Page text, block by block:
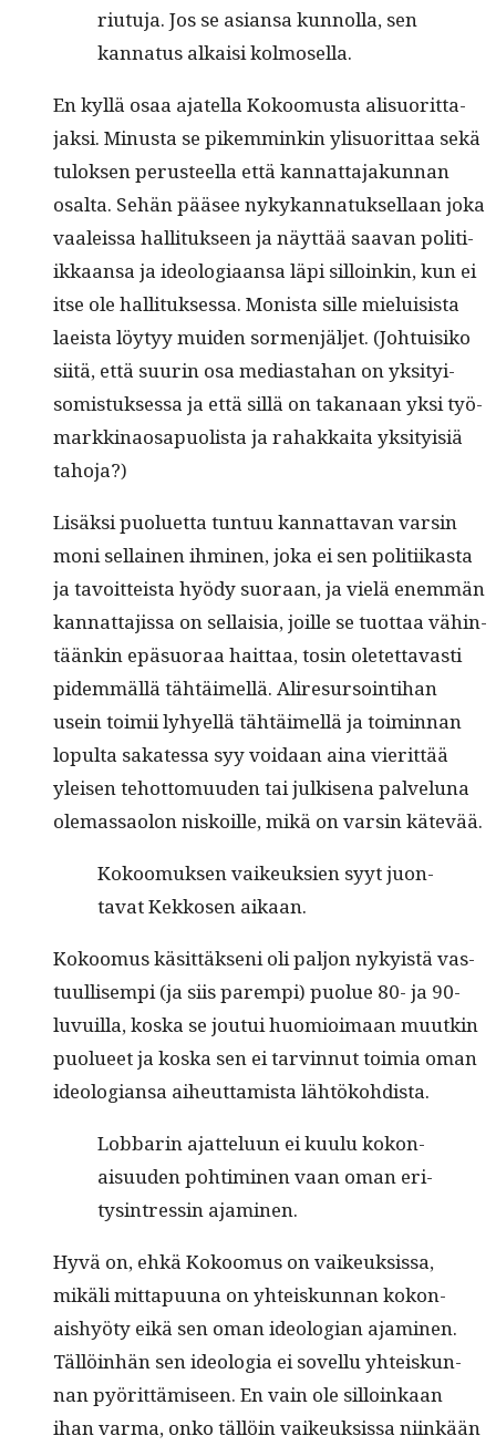
ri­u­tu­ja. Jos se asiansa kun­nol­la, sen
kan­na­tus alka­isi kolmosella.
En kyl­lä osaa ajatel­la Kokoomus­ta alisuorit­ta­
jak­si. Minus­ta se pikem­minkin ylisuorit­taa sekä
tulok­sen perus­teel­la että kan­nat­ta­jakun­nan
osalta. Sehän pääsee nykykan­natuk­sel­laan joka
vaaleis­sa hal­li­tuk­seen ja näyt­tää saa­van poli­ti­
ikkaansa ja ide­olo­giaansa läpi sil­loinkin, kun ei
itse ole hal­li­tuk­ses­sa. Monista sille mielui­sista
laeista löy­tyy muiden sor­men­jäl­jet. (Joh­tu­isiko
siitä, että suurin osa medi­as­ta­han on yksi­ty­i­
somis­tuk­ses­sa ja että sil­lä on takanaan yksi työ­
markki­naos­a­puolista ja rahakkai­ta yksi­ty­isiä
tahoja?)
Lisäk­si puoluet­ta tun­tuu kan­nat­ta­van varsin
moni sel­l­ainen ihmi­nen, joka ei sen poli­ti­ikas­ta
ja tavoit­teista hyödy suo­raan, ja vielä enem­män
kan­nat­ta­jis­sa on sel­l­aisia, joille se tuot­taa vähin­
täänkin epä­suo­raa hait­taa, tosin oletet­tavasti
pidem­mäl­lä tähtäimel­lä. Aliresur­soin­ti­han
usein toimii lyhyel­lä tähtäimel­lä ja toimin­nan
lop­ul­ta sakates­sa syy voidaan aina vierit­tää
yleisen tehot­to­muu­den tai julkise­na palvelu­na
ole­mas­saolon niskoille, mikä on varsin kätevää.
Kokoomuk­sen vaikeuk­sien syyt juon­
ta­vat Kekkosen aikaan.
Kokoomus käsit­täk­seni oli paljon nyky­istä vas­
tu­ullisem­pi (ja siis parem­pi) puolue 80- ja 90-
luvuil­la, kos­ka se jou­tui huomioimaan muutkin
puolueet ja kos­ka sen ei tarvin­nut toimia oman
ide­olo­giansa aiheut­tamista lähtökohdista.
Lob­barin ajat­telu­un ei kuu­lu kokon­
aisu­u­den pohtimi­nen vaan oman eri­
tys­in­tressin ajaminen.
Hyvä on, ehkä Kokoomus on vaikeuk­sis­sa,
mikäli mit­ta­pu­u­na on yhteiskun­nan kokon­
aishyö­ty eikä sen oman ide­olo­gian ajami­nen.
Täl­löin­hän sen ide­olo­gia ei sovel­lu yhteiskun­
nan pyörit­tämiseen. En vain ole sil­loinkaan
ihan var­ma, onko täl­löin vaikeuk­sis­sa niinkään